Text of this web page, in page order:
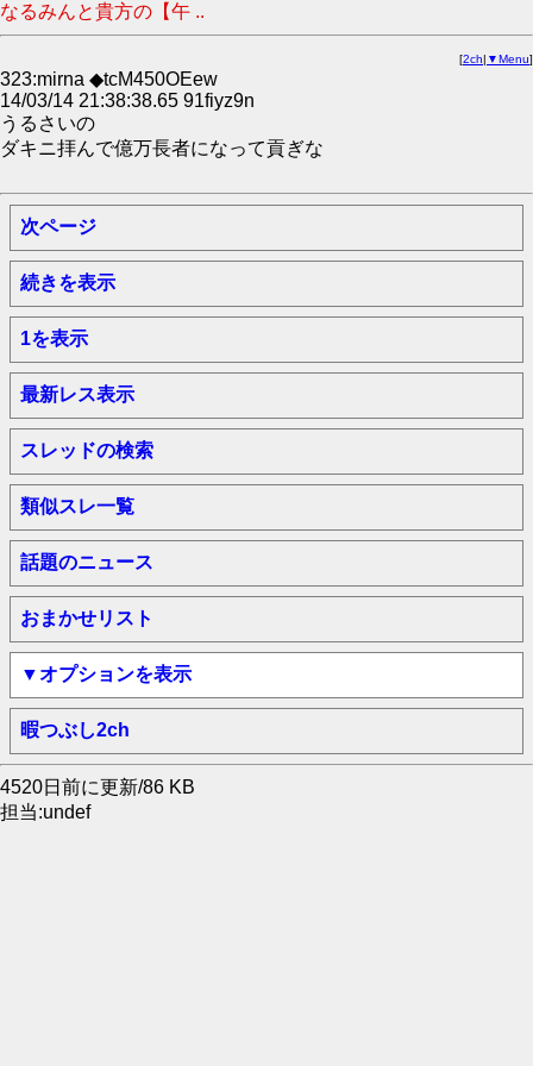
なるみんと貴方の【午 ..
[2ch| ▼Menu]
323:mirna ◆tcM450OEew
14/03/14 21:38:38.65 91fiyz9n
うるさいの
ダキニ拝んで億万長者になって貢ぎな
次ページ
続きを表示
1を表示
最新レス表示
スレッドの検索
類似スレ一覧
話題のニュース
おまかせリスト
▼オプションを表示
暇つぶし2ch
4520日前に更新/86 KB
担当:undef